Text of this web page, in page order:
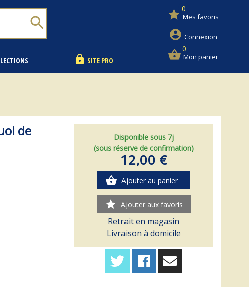
search
lock SITE PRO
star 0
Mes favoris
account_circle Connexion
shopping_basket0
Mon panier
de
Disponible sous 7j
(sous réserve de confirmation)
12,00 €
shopping_basket Ajouter au panier
star Ajouter aux favoris
Retrait en magasin
Livraison à domicile